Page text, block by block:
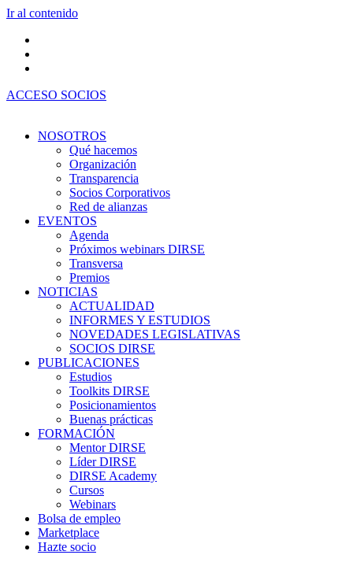
Ir al contenido
ACCESO SOCIOS
NOSOTROS
Qué hacemos
Organización
Transparencia
Socios Corporativos
Red de alianzas
EVENTOS
Agenda
Próximos webinars DIRSE
Transversa
Premios
NOTICIAS
ACTUALIDAD
INFORMES Y ESTUDIOS
NOVEDADES LEGISLATIVAS
SOCIOS DIRSE
PUBLICACIONES
Estudios
Toolkits DIRSE
Posicionamientos
Buenas prácticas
FORMACIÓN
Mentor DIRSE
Líder DIRSE
DIRSE Academy
Cursos
Webinars
Bolsa de empleo
Marketplace
Hazte socio